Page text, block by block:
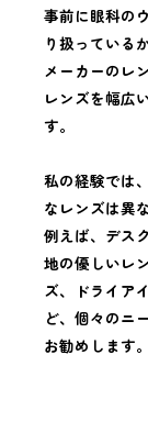
事前に眼科の
り扱っている
メーカーのレ
レンズを幅広
す。
私の経験では
なレンズは異
例えば、デス
地の優しいレ
ズ、ドライア
ど、個々のニ
お勧めします。